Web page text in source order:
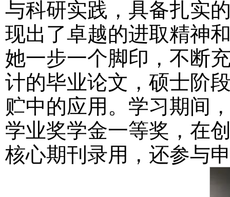
与科研实践，具备扎实
现出了卓越的进取精神
她一步一个脚印，不断
计的毕业论文，硕士阶
贮中的应用。学习期间
学业奖学金一等奖，在
核心期刊录用，还参与